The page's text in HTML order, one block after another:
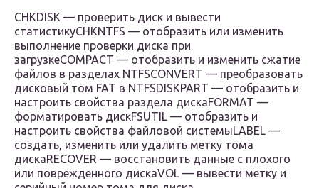
CHKDISK — проверить диск и вывести
статистикуCHKNTFS — отобразить или изменить
выполнение проверки диска при
загрузкеCOMPACT — отобразить и изменить сжатие
файлов в разделах NTFSCONVERT — преобразовать
дисковый том FAT в NTFSDISKPART — отобразить и
настроить свойства раздела дискаFORMAT —
форматировать дискFSUTIL — отобразить и
настроить свойства файловой системыLABEL —
создать, изменить или удалить метку тома
дискаRECOVER — восстановить данные с плохого
или поврежденного дискаVOL — вывести метку и